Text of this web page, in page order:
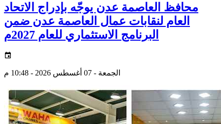
محافظ العاصمة عدن يوجّه بإدراج الاتحاد
العام لنقابات عمال العاصمة عدن ضمن
البرنامج الاستثماري للعام 2027م
الجمعة - 07 أغسطس 2026 - 10:48 م